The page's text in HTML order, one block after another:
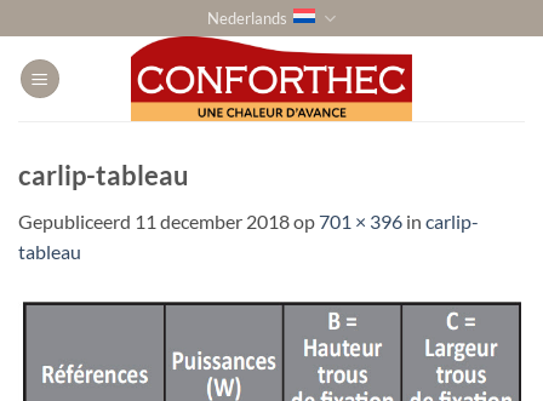
naar
inhoud
Nederlands
carlip-tableau
Gepubliceerd 11 december 2018op701 × 396 in carlip-
tableau